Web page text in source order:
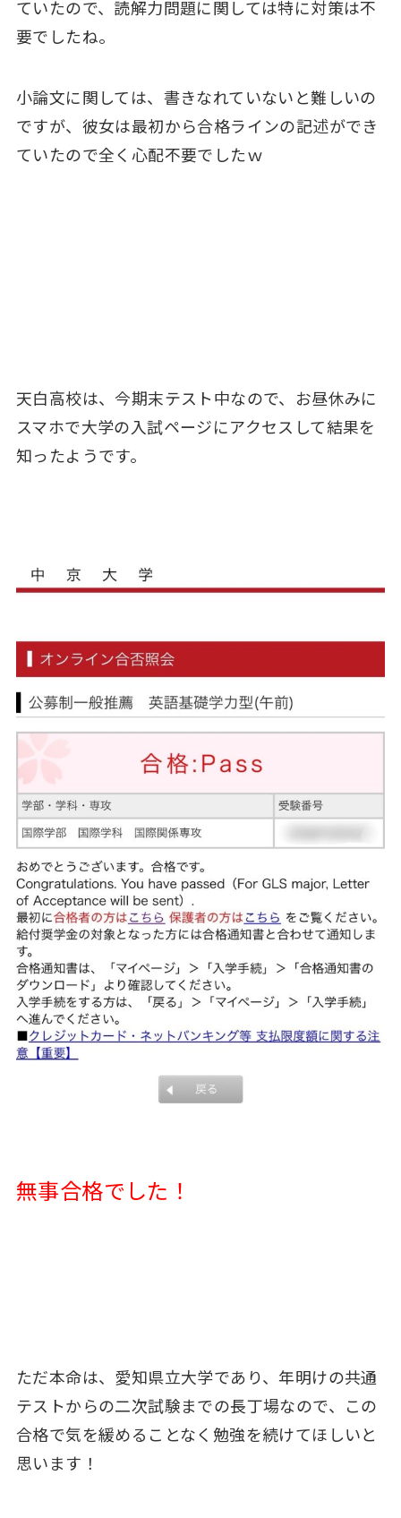
ていたので、読解力問題に関しては特に対策は不
要でしたね。
小論文に関しては、書きなれていないと難しいの
ですが、彼女は最初から合格ラインの記述ができ
ていたので全く心配不要でしたｗ
天白高校は、今期末テスト中なので、お昼休みに
スマホで大学の入試ページにアクセスして結果を
知ったようです。
無事合格でした！
ただ本命は、愛知県立大学であり、年明けの共通
テストからの二次試験までの長丁場なので、この
合格で気を緩めることなく勉強を続けてほしいと
思います！